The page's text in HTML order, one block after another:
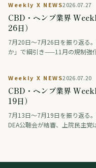
大麻・ヘンプ入り食品の広告を
が話題になった。
Weekly X NEWS2026.07.27
CBD・ヘンプ業界
26日）
7月20日〜7月26日を振り返る
か」で綱引き——11月の規制強
究段階）。アジアではタイが、
しい大麻規制法案を保健大臣に
を賛否の論者が議論する番組が
Weekly X NEWS2026.07.20
CBD・ヘンプ業界
19日）
7月13日〜7月19日を振り返る
DEA公聴会が結審、上院民主
の医療大麻市場が動き出した。